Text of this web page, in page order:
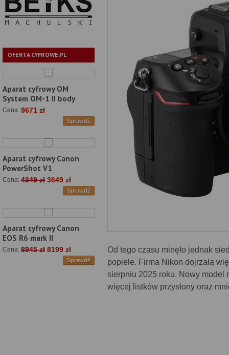
OFERTA CYFROWE.PL
Aparat cyfrowy OM
System OM-1 II body
Cena: 9671 zł
Sprawdź
Aparat cyfrowy Canon
PowerShot V1
Cena: 4349 zł 3649 zł
Sprawdź
Aparat cyfrowy Canon
EOS R6 mark II
Cena: 8945 zł 8199 zł
Sprawdź
Od tego czasu minęło jednak
popiele. Firma Nikon dojrzała
sierpniu 2025 roku. Nowy model
więcej listków przysłony oraz